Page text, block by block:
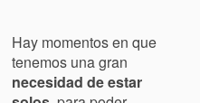
Hay momentos en que
tenemos una gran
necesidad deestar